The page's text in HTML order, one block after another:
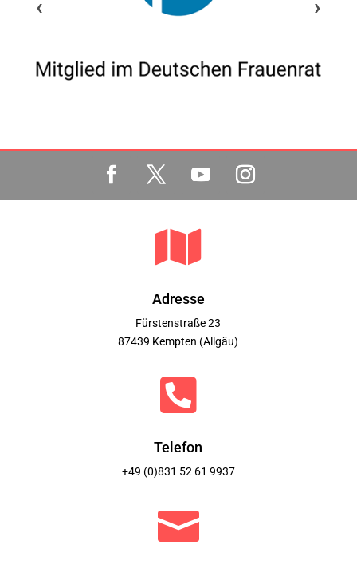
‹ ›

Adresse
Fürstenstraße 23
87439 Kempten (Allgäu)

Telefon
+49 (0)831 52 61 9937
